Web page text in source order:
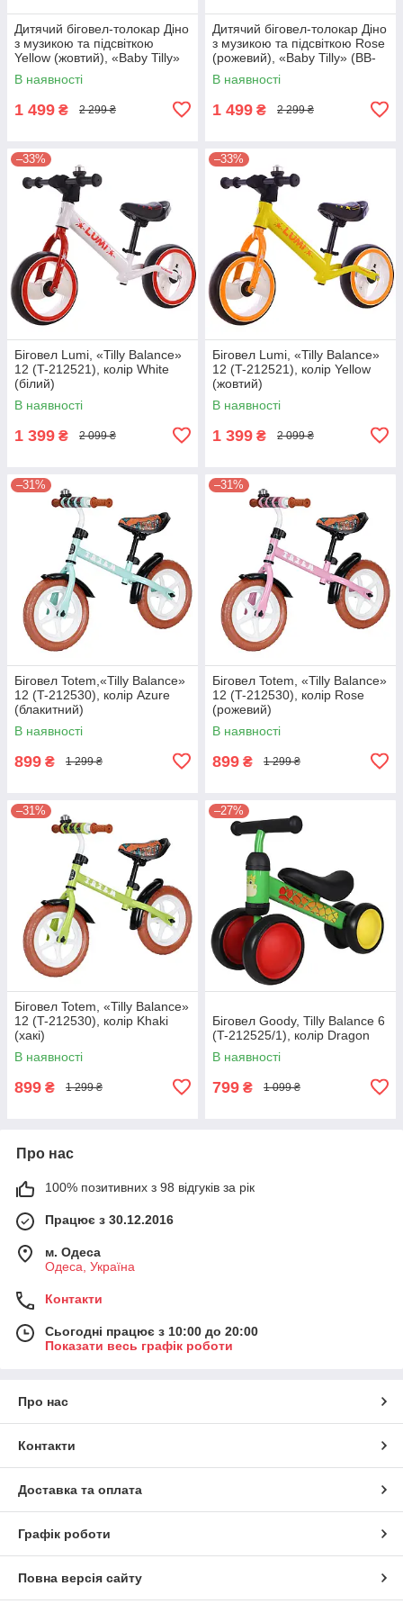
Дитячий біговел-толокар Діно
з музикою та підсвіткою
Yellow (жовтий), «Baby Tilly»
(BB-0008)
В наявності
1 499 ₴ 2 299 ₴
Дитячий біговел-толокар Діно
з музикою та підсвіткою Rose
(рожевий), «Baby Tilly» (BB-
0008 Rose)
В наявності
1 499 ₴ 2 299 ₴
–33%
Біговел Lumi, «Tilly Balance»
12 (T-212521), колір White
(білий)
В наявності
1 399 ₴ 2 099 ₴
–33%
Біговел Lumi, «Tilly Balance»
12 (T-212521), колір Yellow
(жовтий)
В наявності
1 399 ₴ 2 099 ₴
–31%
Біговел Totem,«Tilly Balance»
12 (T-212530), колір Azure
(блакитний)
В наявності
899 ₴ 1 299 ₴
–31%
Біговел Totem, «Tilly Balance»
12 (T-212530), колір Rose
(рожевий)
В наявності
899 ₴ 1 299 ₴
–31%
Біговел Totem, «Tilly Balance»
12 (T-212530), колір Khaki
(хакі)
В наявності
899 ₴ 1 299 ₴
–27%
Біговел Goody, Tilly Balance 6
(T-212525/1), колір Dragon
В наявності
799 ₴ 1 099 ₴
Про нас
100% позитивних з 98 відгуків за рік
Працює з 30.12.2016
м. Одеса
Одеса, Україна
Контакти
Сьогодні працює з 10:00 до 20:00
Показати весь графік роботи
Про нас
Контакти
Доставка та оплата
Графік роботи
Повна версія сайту